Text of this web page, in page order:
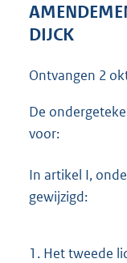
DIJCK
Ontvangen 2
De
voor:
In artikel I,
gewijzigd:
1. Het tweede